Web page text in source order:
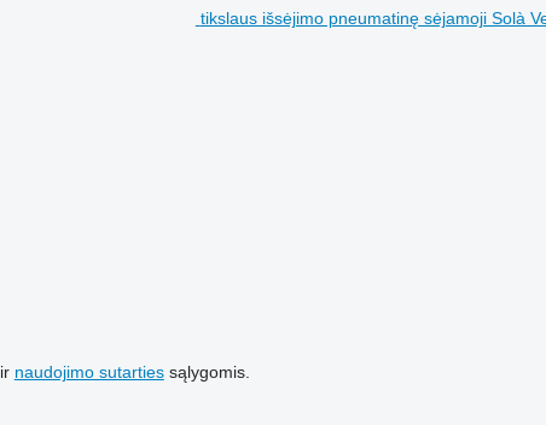
tikslaus išsėjimo pneumatinę sėjamoji Solà
ir naudojimo sutartiessąlygomis.